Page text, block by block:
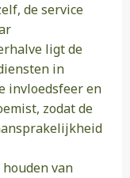
de service
ligt de
in
invloedsfeer en
zodat de
van